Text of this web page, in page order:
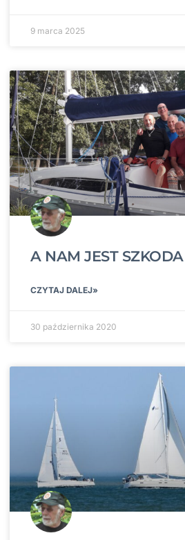
9 marca 2025
A NAM JEST
CZYTAJ DALEJ»
30 października 2020